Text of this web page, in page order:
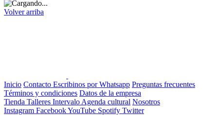
Volver arriba
Inicio Contacto Escribinos por Whatsapp Preguntas frecuentes
Términos y condiciones Datos de la empresa
Tienda Talleres Intervalo Agenda cultural Nosotros
Instagram FacebookYouTube Spotify Twitter